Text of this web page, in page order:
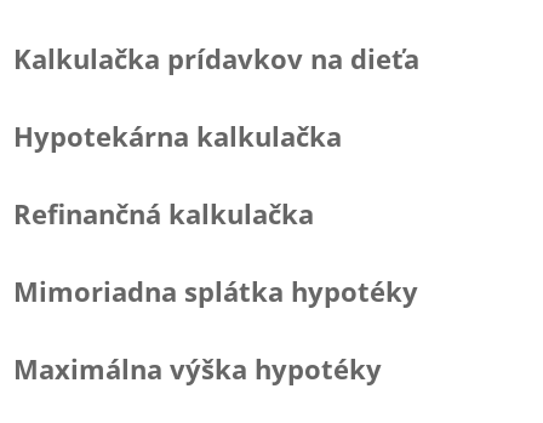
Kalkulačka prídavkov na dieťa
Hypotekárna kalkulačka
Refinančná kalkulačka
Mimoriadna splátka hypotéky
Maximálna výška hypotéky